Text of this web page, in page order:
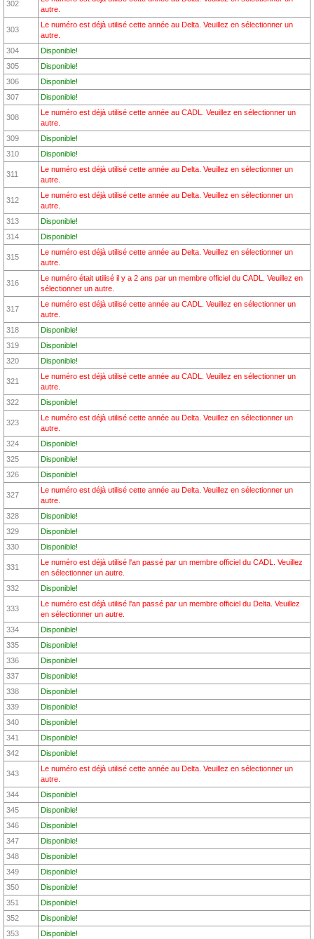
302
autre.
303
Le numéro est déjà utilisé cette année au Delta. Veuillez en sélectionner un
autre.
304
Disponible!
305
Disponible!
306
Disponible!
307
Disponible!
308
Le numéro est déjà utilisé cette année au CADL. Veuillez en sélectionner un
autre.
309
Disponible!
310
Disponible!
311
Le numéro est déjà utilisé cette année au Delta. Veuillez en sélectionner un
autre.
312
Le numéro est déjà utilisé cette année au Delta. Veuillez en sélectionner un
autre.
313
Disponible!
314
Disponible!
315
Le numéro est déjà utilisé cette année au Delta. Veuillez en sélectionner un
autre.
316
Le numéro était utilisé il y a 2 ans par un membre officiel du CADL. Veuillez en
sélectionner un autre.
317
Le numéro est déjà utilisé cette année au CADL. Veuillez en sélectionner un
autre.
318
Disponible!
319
Disponible!
320
Disponible!
321
Le numéro est déjà utilisé cette année au CADL. Veuillez en sélectionner un
autre.
322
Disponible!
323
Le numéro est déjà utilisé cette année au Delta. Veuillez en sélectionner un
autre.
324
Disponible!
325
Disponible!
326
Disponible!
327
Le numéro est déjà utilisé cette année au Delta. Veuillez en sélectionner un
autre.
328
Disponible!
329
Disponible!
330
Disponible!
331
Le numéro est déjà utilisé l'an passé par un membre officiel du CADL. Veuillez
en sélectionner un autre.
332
Disponible!
333
Le numéro est déjà utilisé l'an passé par un membre officiel du Delta. Veuillez
en sélectionner un autre.
334
Disponible!
335
Disponible!
336
Disponible!
337
Disponible!
338
Disponible!
339
Disponible!
340
Disponible!
341
Disponible!
342
Disponible!
343
Le numéro est déjà utilisé cette année au Delta. Veuillez en sélectionner un
autre.
344
Disponible!
345
Disponible!
346
Disponible!
347
Disponible!
348
Disponible!
349
Disponible!
350
Disponible!
351
Disponible!
352
Disponible!
353
Disponible!